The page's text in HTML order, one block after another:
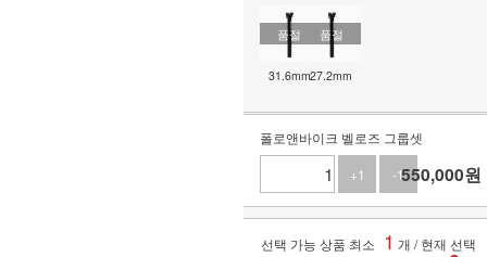
품절
31.6mm
품절
27.2mm
폴로앤바이크 벨로즈 그룹셋
+1
-1550,000원
선택 가능 상품 최소 1 개 / 현재 선택